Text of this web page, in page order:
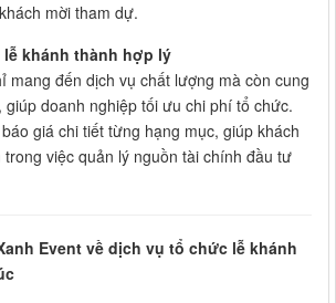
mời tham dự.
khánh thành hợp lý
mang đến dịch vụ chất lượng mà còn cung
doanh nghiệp tối ưu chi phí tổ chức.
giá chi tiết từng hạng mục, giúp khách
việc quản lý nguồn tài chính đầu tư
Event về dịch vụ tổ chức lễ khánh